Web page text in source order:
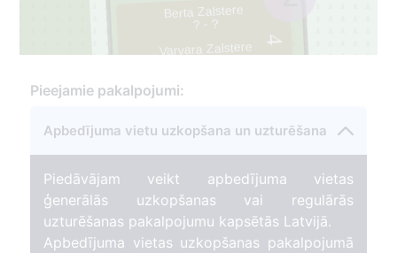
4
Berta Zalstere
? - ?
Varvara Zalstere
Pieejamie pakalpojumi:
Apbedījuma vietu uzkopšana un uzturēšana
Piedāvājam veikt apbedījuma vietas
ģenerālās uzkopšanas vai regulārās
uzturēšanas pakalpojumu kapsētās Latvijā.
Apbedījuma vietas uzkopšanas pakalpojumā